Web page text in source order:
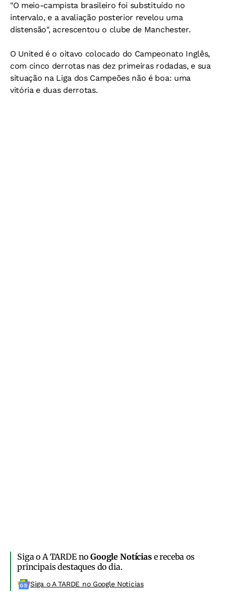
"O meio-campista brasileiro foi substituído no
intervalo, e a avaliação posterior revelou uma
distensão", acrescentou o clube de Manchester.
O United é o oitavo colocado do Campeonato Inglês,
com cinco derrotas nas dez primeiras rodadas, e sua
situação na Liga dos Campeões não é boa: uma
vitória e duas derrotas.
Siga o A TARDE noGoogle Notíciase receba os
principais destaques do dia.
Siga o A TARDE no Google Noticias